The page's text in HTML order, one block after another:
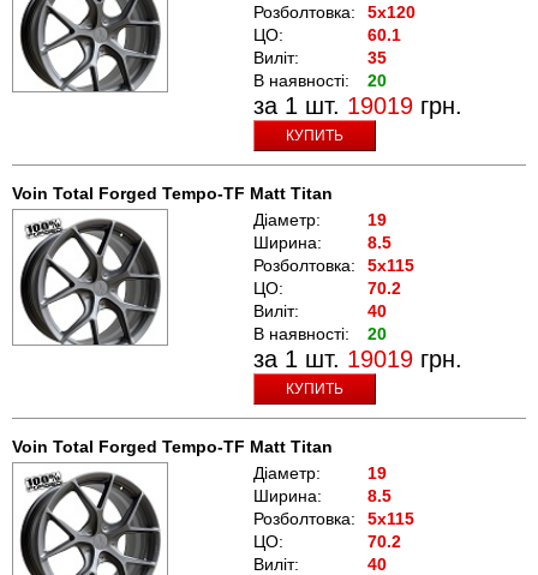
Розболтовка:
5x120
ЦО:
60.1
Виліт:
35
В наявності:
20
за 1 шт. 19019 грн.
КУПИТЬ
Voin Total Forged Tempo-TF Matt Titan
Діаметр:
19
Ширина:
8.5
Розболтовка:
5x115
ЦО:
70.2
Виліт:
40
В наявності:
20
за 1 шт. 19019 грн.
КУПИТЬ
Voin Total Forged Tempo-TF Matt Titan
Діаметр:
19
Ширина:
8.5
Розболтовка:
5x115
ЦО:
70.2
Виліт:
40